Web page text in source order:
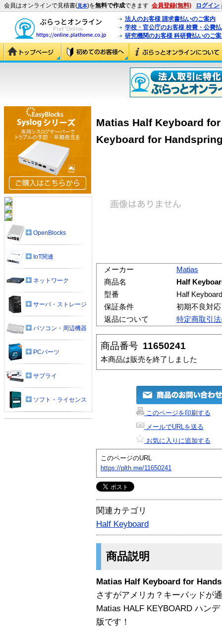
会員はオンラインで見積書(見本)を無料で作成できます 会員登録(無料) ログイン
法人のお客様 請求書払いのご案内
学校・官公庁のお客様 校費・公費
研究機関のお客様 科研費払いのご
Matias Half Keyboard
Keyboard for
メーカー
Matias
商品名
Half
型番
Half
保証条件
初期不良対
返品について
特定商取引
商品番号 11650241
本商品は販売を終了しました
このページを印刷する
メールでURLを送る
お気に入りに追加する
このページのURL
https://plth.me/11650241
関連カテゴリ
Half Keyboard
商品説明
Matias Half Keyboard for
さすがアメリカ？キーパッドが
Matias HALF KEYBOARD ハン
版です！
OpenBlocks
IoT関連
ネットワーク
サーバ・ストレージ
パソコン・周辺機器
PCパーツ
サプライ
ソフト・ライセンス